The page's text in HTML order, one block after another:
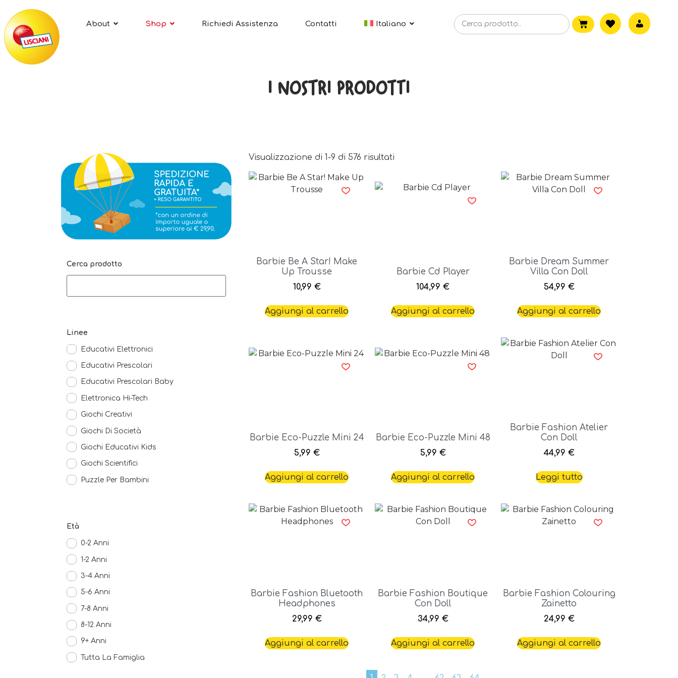
About Shop Richiedi Assistenza Contatti Italiano
I NOSTRI PRODOTTI
Cerca prodotto
Linee
Educativi Elettronici
Educativi Prescolari
Educativi Prescolari Baby
Elettronica Hi-Tech
Giochi Creativi
Giochi Di Società
Giochi Educativi Kids
Giochi Scientifici
Puzzle Per Bambini
Età
0-2 Anni
1-2 Anni
3-4 Anni
5-6 Anni
7-8 Anni
8-12 Anni
9+ Anni
Tutta La Famiglia
Visualizzazione di 1-9 di 576 risultati
Barbie Be A Star! Make
Up Trousse
10,99 €
Aggiungi al carrello
Barbie Cd Player
104,99€
Aggiungi al carrello
Barbie Dream Summer
Villa Con Doll
54,99 €
Aggiungi al carrello
Barbie Eco-Puzzle Mini 24
5,99 €
Aggiungi al carrello
Barbie Eco-Puzzle Mini 48
5,99 €
Aggiungi al carrello
Barbie Fashion Atelier
Con Doll
44,99 €
Leggi tutto
Barbie Fashion Bluetooth
Headphones
29,99 €
Aggiungi al carrello
Barbie Fashion Boutique
Con Doll
34,99 €
Aggiungi al carrello
Barbie Fashion Colouring
Zainetto
24,99 €
Aggiungi al carrello